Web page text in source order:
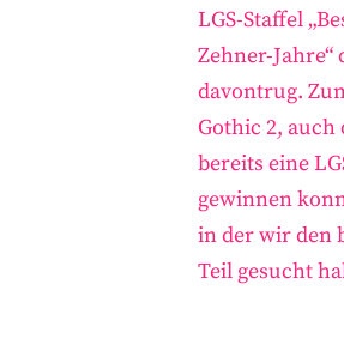
LGS-Staffel
Zehner-Jahre“
davontrug.
Gothic 2, auch
bereits eine
gewinnen
in der wir den
Teil gesucht